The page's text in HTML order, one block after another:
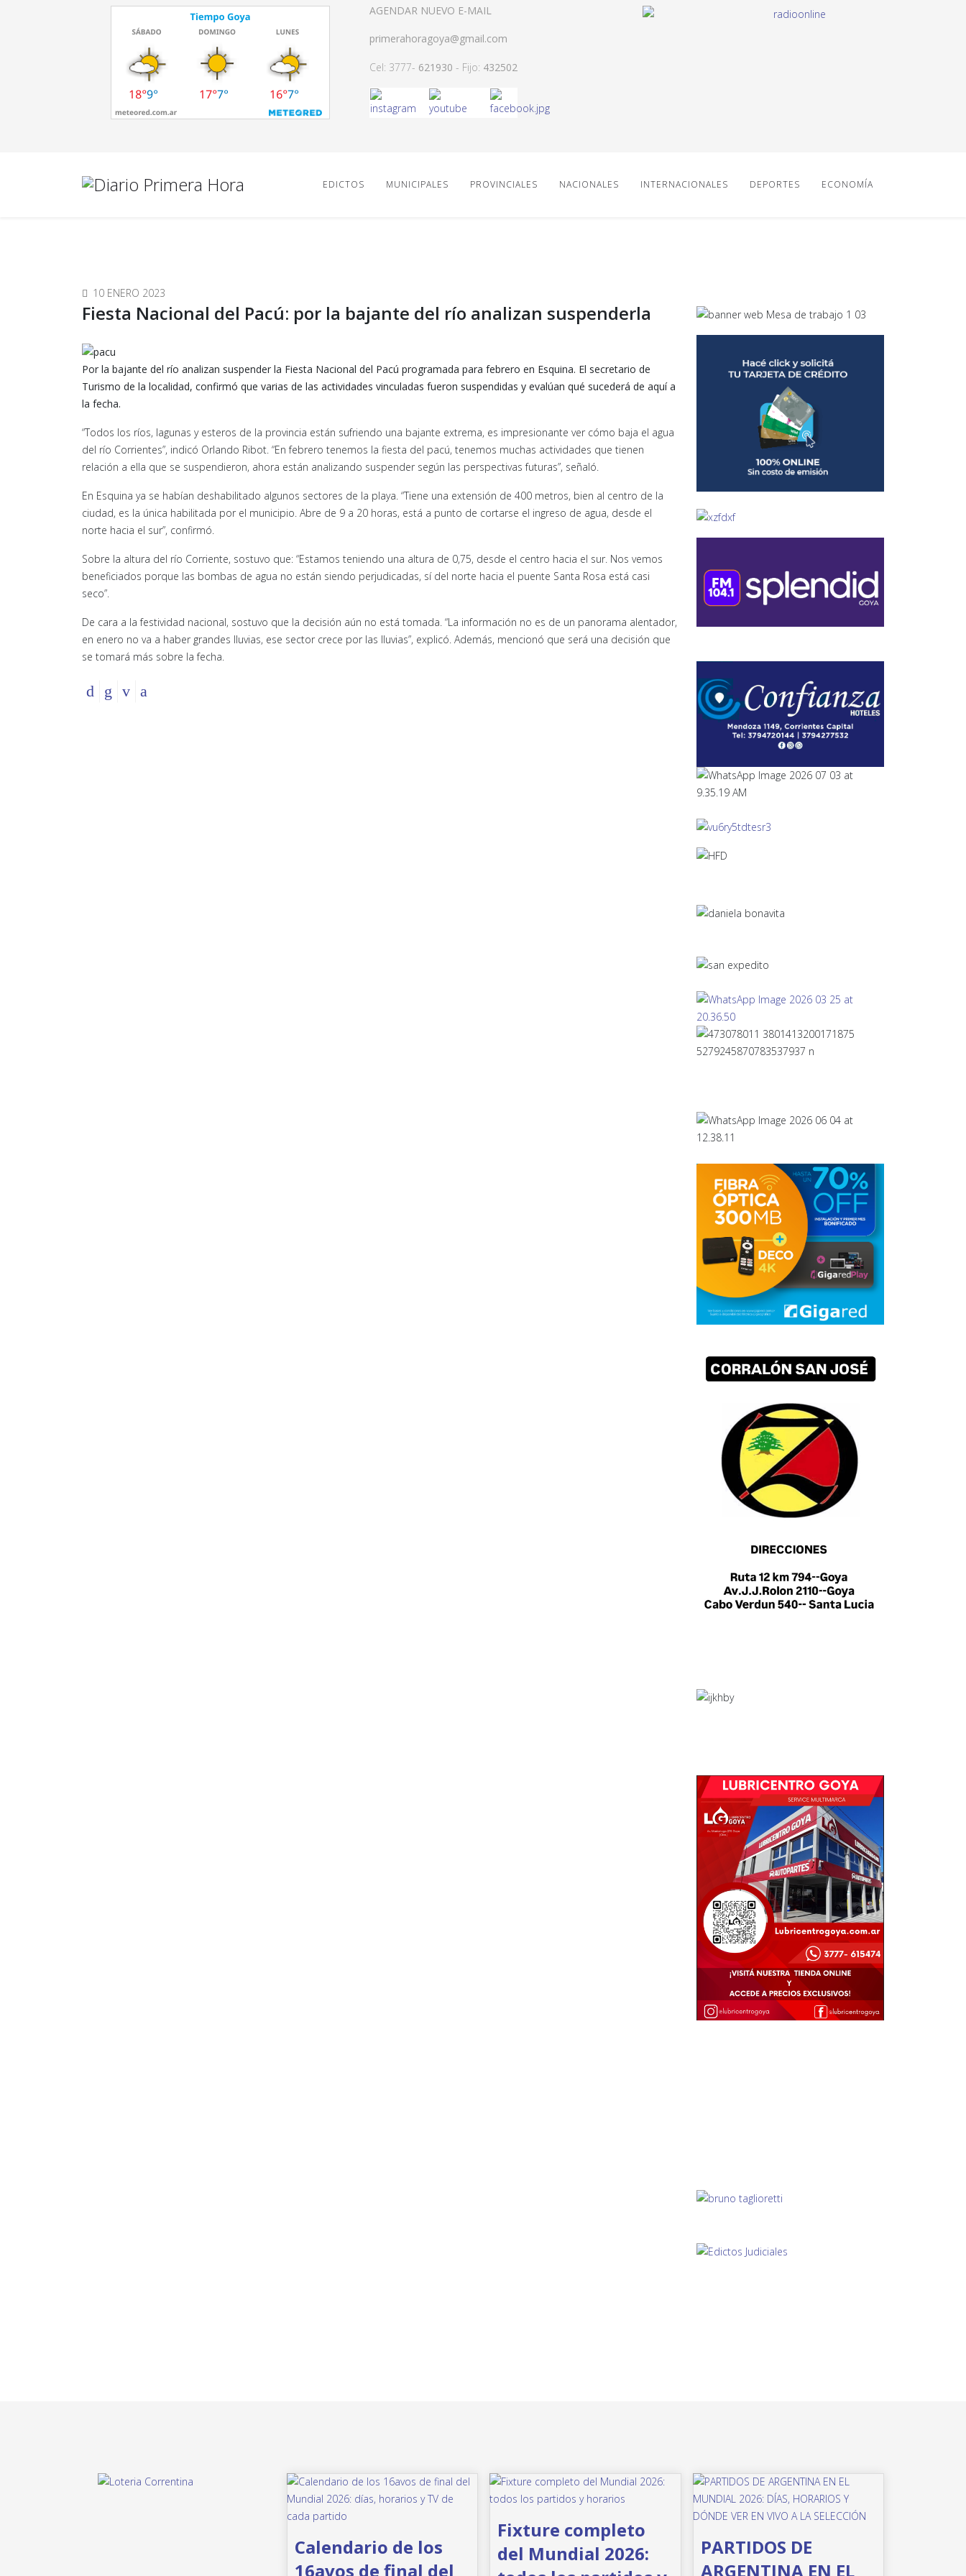
AGENDAR NUEVO E-MAIL
primerahoragoya@gmail.com
Cel: 3777- 621930 - Fijo: 432502
EDICTOS MUNICIPALES PROVINCIALES NACIONALES INTERNACIONALES DEPORTES ECONOMÍA
10 ENERO 2023
Fiesta Nacional del Pacú: por la bajante del río analizan suspenderla
Por la bajante del río analizan suspender la Fiesta Nacional del Pacú programada para febrero en Esquina. El secretario de
Turismo de la localidad, confirmó que varias de las actividades vinculadas fueron suspendidas y evalúan qué sucederá de aquí a
la fecha.
“Todos los ríos, lagunas y esteros de la provincia están sufriendo una bajante extrema, es impresionante ver cómo baja el agua
del río Corrientes”, indicó Orlando Ribot. “En febrero tenemos la fiesta del pacú, tenemos muchas actividades que tienen
relación a ella que se suspendieron, ahora están analizando suspender según las perspectivas futuras”, señaló.
En Esquina ya se habían deshabilitado algunos sectores de la playa. “Tiene una extensión de 400 metros, bien al centro de la
ciudad, es la única habilitada por el municipio. Abre de 9 a 20 horas, está a punto de cortarse el ingreso de agua, desde el
norte hacia el sur”, confirmó.
Sobre la altura del río Corriente, sostuvo que: “Estamos teniendo una altura de 0,75, desde el centro hacia el sur. Nos vemos
beneficiados porque las bombas de agua no están siendo perjudicadas, sí del norte hacia el puente Santa Rosa está casi
seco”.
De cara a la festividad nacional, sostuvo que la decisión aún no está tomada. “La información no es de un panorama alentador,
en enero no va a haber grandes lluvias, ese sector crece por las lluvias”, explicó. Además, mencionó que será una decisión que
se tomará más sobre la fecha.
Calendario de los
16avos de final del
Fixture completo
del Mundial 2026:
PARTIDOS DE
ARGENTINA EN EL